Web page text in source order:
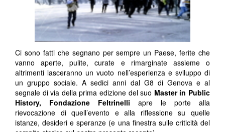
Ci sono fatti che segnano per sempre un Paese, ferite che
vanno aperte, pulite, curate e rimarginate assieme o
altrimenti lasceranno un vuoto nell’esperienza e sviluppo di
un gruppo sociale. A sedici anni dal G8 di Genova e al
segnale di via della prima edizione del suo Master in Public
History, Fondazione Feltrinelli apre le porte alla
rievocazione di quell’evento e alla riflessione su quelle
istanze, desideri e speranze (e una finestra sulle criticità del